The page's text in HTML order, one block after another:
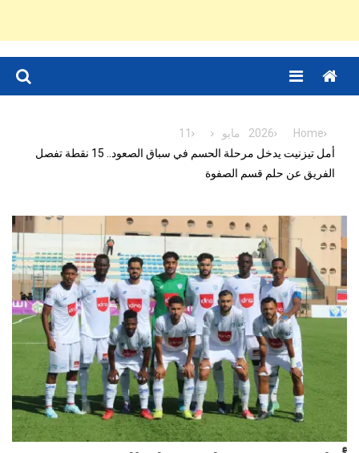
Menu
Home
2026 مايو
11
أمل تيزنيت يدخل مرحلة الحسم في سباق الصعود.. 15 نقطة تفصل
الفريق عن حلم قسم الصفوة